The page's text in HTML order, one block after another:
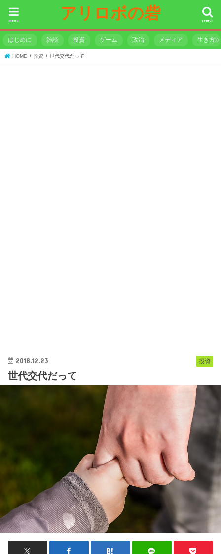
アリロボの砦 search
menu
はじめに 雑談 投資 ゲーム 政治 メディア 生き方
HOME 投資 世代交代だって
投資
2018.12.23
世代交代だって